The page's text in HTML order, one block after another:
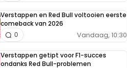
Verstappen en Red Bull voltooien eerste
comeback van 2026
Vandaag, 10:30
0
Verstappen getipt voor F1-succes
ondanks Red Bull-problemen